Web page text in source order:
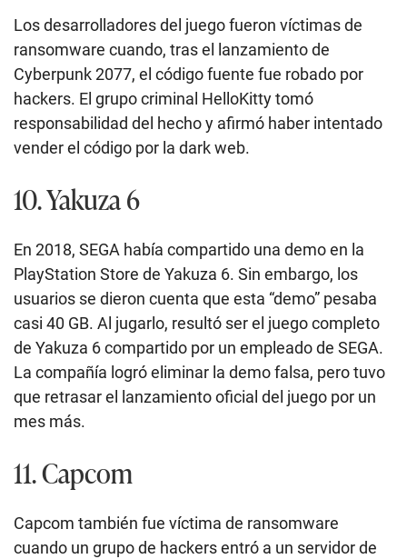
Los desarrolladores del juego fueron víctimas de
ransomware cuando, tras el lanzamiento de
Cyberpunk 2077, el código fuente fue robado por
hackers. El grupo criminal HelloKitty tomó
responsabilidad del hecho y afirmó haber intentado
vender el código por la dark web.
10. Yakuza 6
En 2018, SEGA había compartido una demo en la
PlayStation Store de Yakuza 6. Sin embargo, los
usuarios se dieron cuenta que esta “demo” pesaba
casi 40 GB. Al jugarlo, resultó ser el juego completo
de Yakuza 6 compartido por un empleado de SEGA.
La compañía logró eliminar la demo falsa, pero tuvo
que retrasar el lanzamiento oficial del juego por un
mes más.
11. Capcom
Capcom también fue víctima de ransomware
cuando un grupo de hackers entró a un servidor de